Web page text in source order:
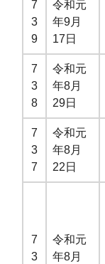
7
3
9
令和元
年9月
17日
7
3
8
令和元
年8月
29日
7
3
7
令和元
年8月
22日
7
3
令和元
年8月